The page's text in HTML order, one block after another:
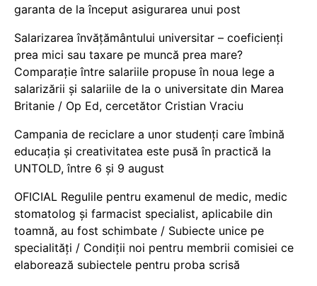
garanta de la început asigurarea unui post
Salarizarea învățământului universitar – coeficienți
prea mici sau taxare pe muncă prea mare?
Comparație între salariile propuse în noua lege a
salarizării și salariile de la o universitate din Marea
Britanie / Op Ed, cercetător Cristian Vraciu
Campania de reciclare a unor studenți care îmbină
educația și creativitatea este pusă în practică la
UNTOLD, între 6 și 9 august
OFICIAL Regulile pentru examenul de medic, medic
stomatolog și farmacist specialist, aplicabile din
toamnă, au fost schimbate / Subiecte unice pe
specialități / Condiții noi pentru membrii comisiei ce
elaborează subiectele pentru proba scrisă